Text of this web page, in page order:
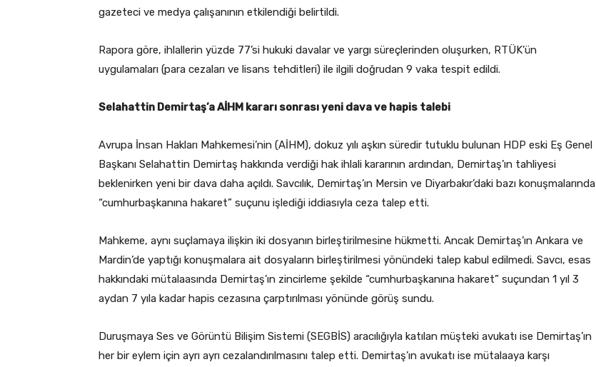
gazeteci ve medya çalışanının etkilendiği belirtildi.
Rapora göre, ihlallerin yüzde 77’si hukuki davalar ve yargı süreçlerinden oluşurken, RTÜK’ün
uygulamaları (para cezaları ve lisans tehditleri) ile ilgili doğrudan 9 vaka tespit edildi.
Selahattin Demirtaş’a AİHM kararı sonrası yeni dava ve hapis talebi
Avrupa İnsan Hakları Mahkemesi’nin (AİHM), dokuz yılı aşkın süredir tutuklu bulunan HDP eski Eş Genel
Başkanı Selahattin Demirtaş hakkında verdiği hak ihlali kararının ardından, Demirtaş’ın tahliyesi
beklenirken yeni bir dava daha açıldı. Savcılık, Demirtaş’ın Mersin ve Diyarbakır’daki bazı konuşmalarında
“cumhurbaşkanına hakaret” suçunu işlediği iddiasıyla ceza talep etti.
Mahkeme, aynı suçlamaya ilişkin iki dosyanın birleştirilmesine hükmetti. Ancak Demirtaş’ın Ankara ve
Mardin’de yaptığı konuşmalara ait dosyaların birleştirilmesi yönündeki talep kabul edilmedi. Savcı, esas
hakkındaki mütalaasında Demirtaş’ın zincirleme şekilde “cumhurbaşkanına hakaret” suçundan 1 yıl 3
aydan 7 yıla kadar hapis cezasına çarptırılması yönünde görüş sundu.
Duruşmaya Ses ve Görüntü Bilişim Sistemi (SEGBİS) aracılığıyla katılan müşteki avukatı ise Demirtaş’ın
her bir eylem için ayrı ayrı cezalandırılmasını talep etti. Demirtaş’ın avukatı ise mütalaaya karşı